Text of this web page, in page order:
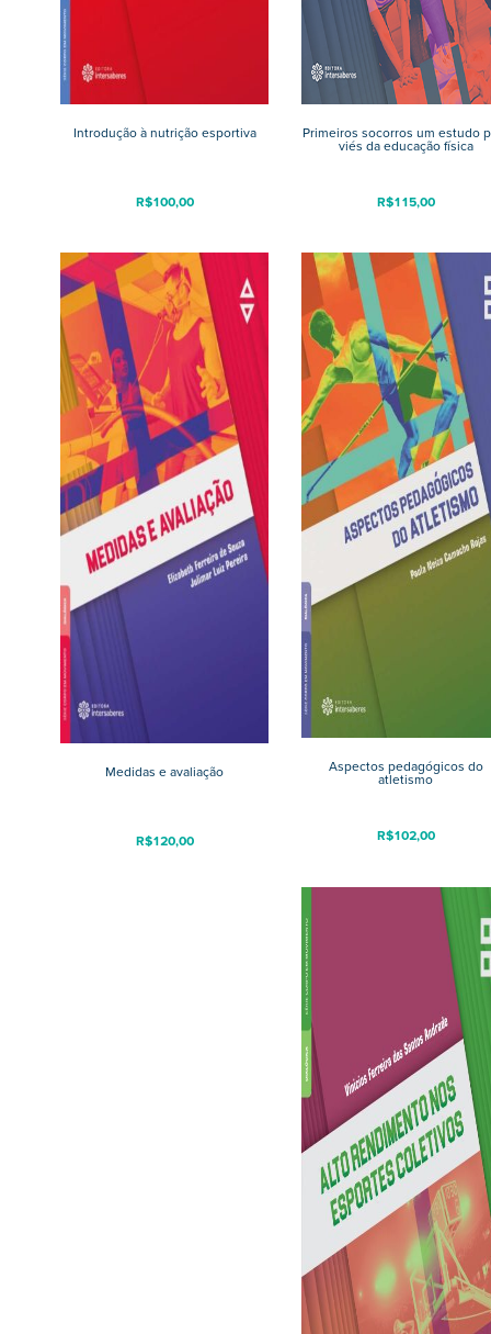
Introdução à nutrição esportiva
R$100,00
Primeiros socorros um estudo
viés da educação física
R$115,00
Medidas e avaliação
R$120,00
Aspectos pedagógicos do
atletismo
R$102,00